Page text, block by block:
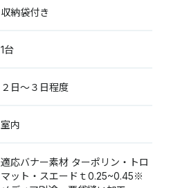
収納袋付き
1台
２日〜３日程度
室内
適応バナー素材 ターポリン・トロ
マット・スエードｔ0.25~0.45※